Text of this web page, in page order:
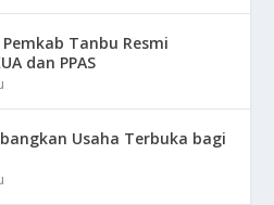
Tanbu Resmi
dan PPAS
Usaha Terbuka bagi